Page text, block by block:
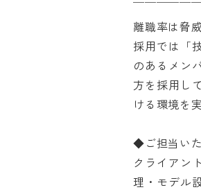
￣￣￣￣￣
離職率は脅
採用では「
のあるメン
方を採用し
ける環境を
◆ご担当い
クライアン
理・モデル